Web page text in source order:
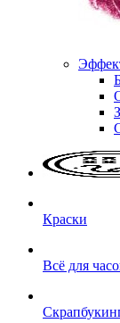
Краски
Всё для